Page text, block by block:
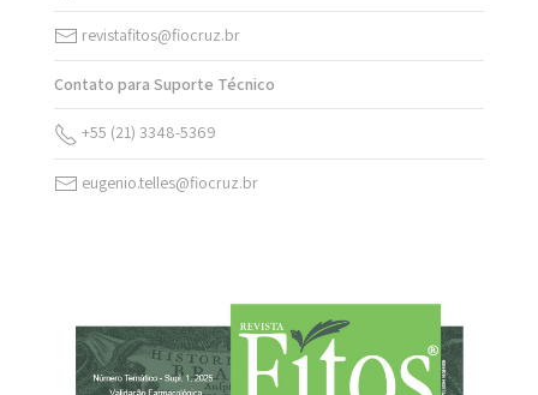
revistafitos@fiocruz.br
Contato para Suporte Técnico
+55 (21) 3348-5369
eugenio.telles@fiocruz.br